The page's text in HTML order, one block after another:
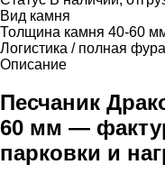
Вид камня
Толщина камня 40-60
Логистика / полная фура
Описание
Песчаник
60 мм —
парковки и